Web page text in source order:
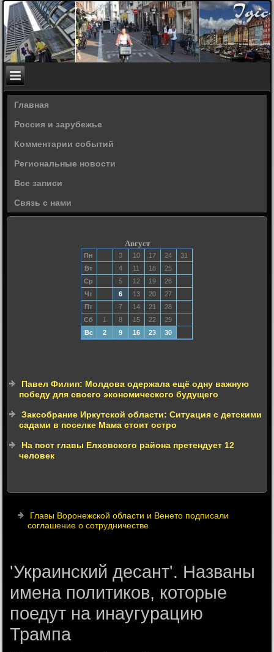
Главная
Россия и зарубежье
Комментарии событий
Региональные новости
Все записи
Связь с нами
Август
Пн 3 10 17 24
31
Вт
4 11 18
25
Ср
5 12 19
26
Чт
6 13 20
27
Пт
7 14 21
28
Сб
1 8 15 22
29
Вс
2 9 16 23 30
Павел Филип: Молдова одержала ещё одну важную
победу для своего экономического будущего
Заксобрание Иркутской области: Ситуация с детскими
садами в поселке Мама стоит остро
На пост главы Елховского района претендует 12
человек
Главы Воронежской области и Венето подписали
соглашение о сотрудничестве
'Украинский десант'. Названы
имена политиков, которые
поедут на инаугурацию
Трампа